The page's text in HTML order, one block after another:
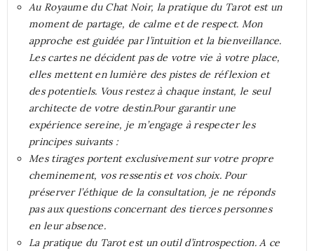
Au Royaume du Chat Noir, la pratique du Tarot est un
moment de partage, de calme et de respect. Mon
approche est guidée par l’intuition et la bienveillance.
Les cartes ne décident pas de votre vie à votre place,
elles mettent en lumière des pistes de réflexion et
des potentiels. Vous restez à chaque instant, le seul
architecte de votre destin.Pour garantir une
expérience sereine, je m’engage à respecter les
principes suivants :
Mes tirages portent exclusivement sur votre propre
cheminement, vos ressentis et vos choix. Pour
préserver l’éthique de la consultation, je ne réponds
pas aux questions concernant des tierces personnes
en leur absence.
La pratique du Tarot est un outil d’introspection. A ce